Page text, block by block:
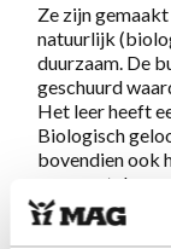
Ze zijn
natuurlijk
duurzaam. De
geschuurd
Het leer heeft
Biologisch
bovendien ook
geen metalen
Ideaal voor iets